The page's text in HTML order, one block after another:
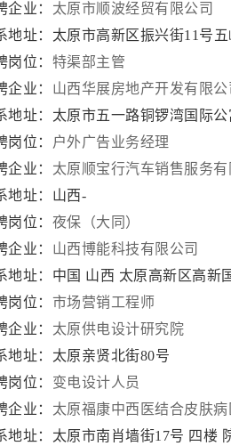
企业： 太原市顺波经贸有限公司
地址：太原市高新区振兴街11号五
岗位： 特渠部主管
企业： 山西华展房地产开发有限公
地址：太原市五一路铜锣湾国际公
岗位：
户外广告业务经理
企业： 太原顺宝行汽车销售服务有
地址：山西-
岗位： 夜保（大同）
企业： 山西博能科技有限公司
地址：中国 山西 太原高新区高新
岗位： 市场营销工程师
企业： 太原供电设计研究院
地址：太原亲贤北街80号
岗位： 变电设计人员
企业： 太原福康中西医结合皮肤病
地址：太原市南肖墙街17号 四楼